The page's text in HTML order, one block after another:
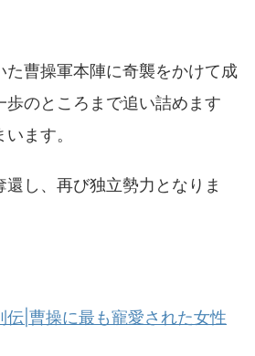
た曹操軍本陣に奇襲をかけて成
歩のところまで追い詰めます
ます。
し、再び独立勢力となりま
伝|曹操に最も寵愛された女性